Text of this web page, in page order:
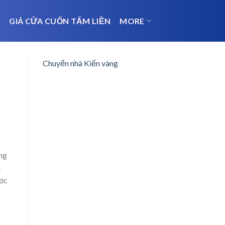
GIÁ CỬA CUỐN TẤM LIỀN MORE
Chuyển nhà Kiến vàng